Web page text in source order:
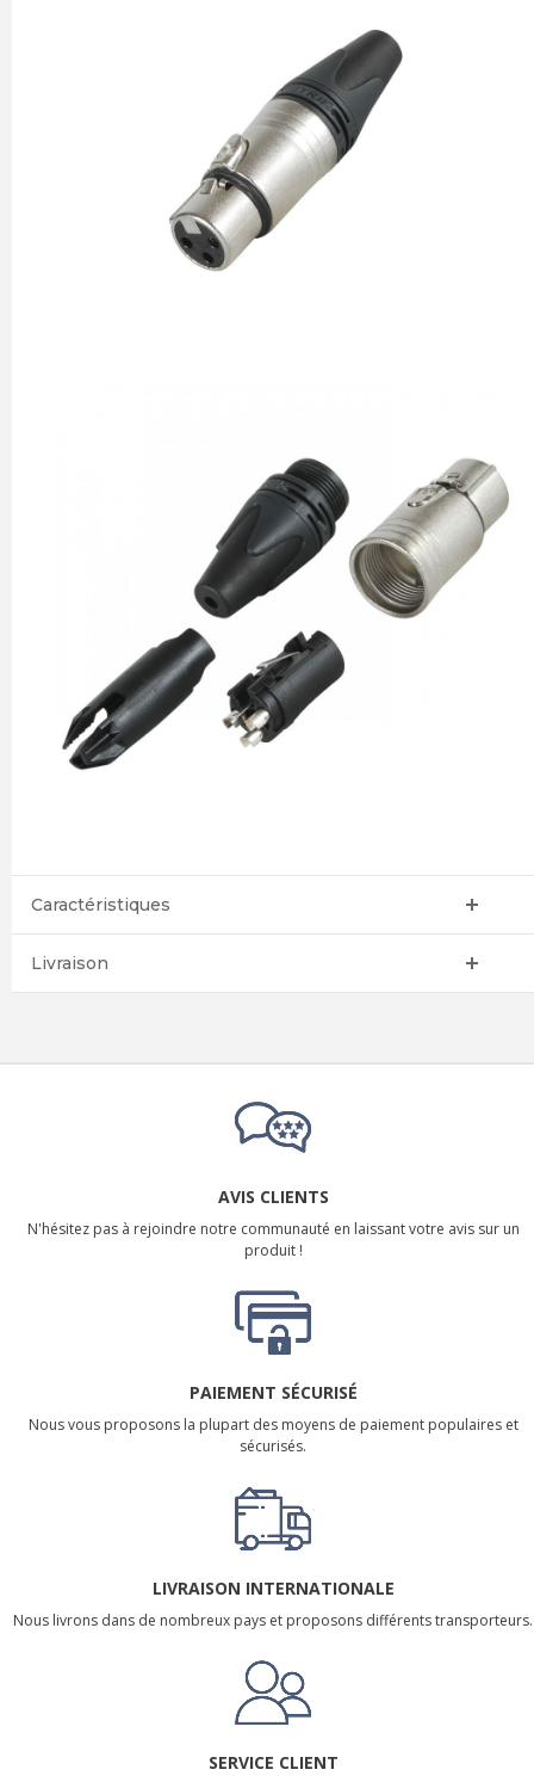
Caractéristiques
Livraison
AVIS CLIENTS
N'hésitez pas à rejoindre notre communauté en laissant votre avis sur un
produit !
PAIEMENT SÉCURISÉ
Nous vous proposons la plupart des moyens de paiement populaires et
sécurisés.
LIVRAISON INTERNATIONALE
Nous livrons dans de nombreux pays et proposons différents transporteurs.
SERVICE CLIENT